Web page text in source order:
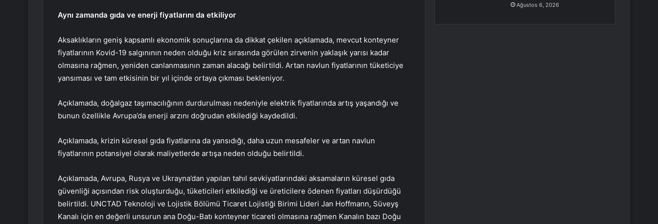
Aynı zamanda gıda ve enerji fiyatlarını da etkiliyor
Aksaklıkların geniş kapsamlı ekonomik sonuçlarına da dikkat çekilen açıklamada, mevcut konteyner
fiyatlarının Kovid-19 salgınının neden olduğu kriz sırasında görülen zirvenin yaklaşık yarısı kadar
olmasına rağmen, yeniden canlanmasının zaman alacağı belirtildi. Artan navlun fiyatlarının tüketiciye
yansıması ve tam etkisinin bir yıl içinde ortaya çıkması bekleniyor.
Açıklamada, doğalgaz taşımacılığının durdurulması nedeniyle elektrik fiyatlarında artış yaşandığı ve
bunun özellikle Avrupa’da enerji arzını doğrudan etkilediği kaydedildi.
Açıklamada, krizin küresel gıda fiyatlarına da yansıdığı, daha uzun mesafeler ve artan navlun
fiyatlarının potansiyel olarak maliyetlerde artışa neden olduğu belirtildi.
Açıklamada, Avrupa, Rusya ve Ukrayna’dan yapılan tahıl sevkiyatlarındaki aksamaların küresel gıda
güvenliği açısından risk oluşturduğu, tüketicileri etkilediği ve üreticilere ödenen fiyatları düşürdüğü
belirtildi. UNCTAD Teknoloji ve Lojistik Bölümü Ticaret Lojistiği Birimi Lideri Jan Hoffmann, Süveyş
Kanalı için en değerli unsurun ana Doğu-Batı konteyner ticareti olmasına rağmen Kanalın bazı Doğu
Ağustos 6, 2026